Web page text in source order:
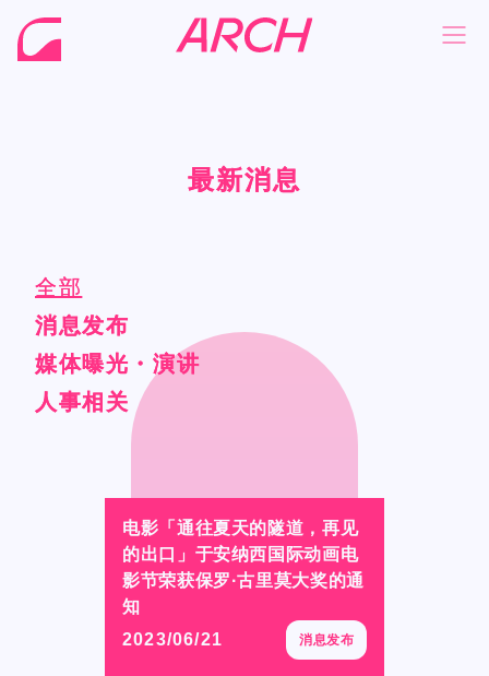
最新消息
全部
消息发布
媒体曝光・演讲
人事相关
电影「通往夏天的隧道，再见
的出口」于安纳西国际动画电
影节荣获保罗·古里莫大奖的通
知
2023/06/21
消息发布
NEWS
WORKS
CONTACT
NEWS
WORKS
CONTACT
最新消息
全部
消息发布
媒体曝光・演讲
人事相关
电影「通往夏天的隧道，再见
的出口」于安纳西国际动画电
影节荣获保罗·古里莫大奖的通
知
2023/06/21
消息发布